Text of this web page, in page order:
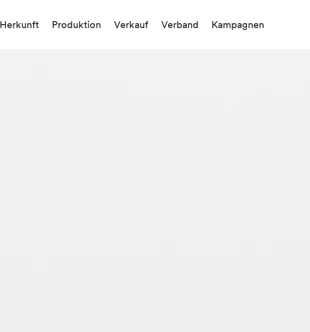
Herkunft Produktion Verkauf Verband Kampagnen